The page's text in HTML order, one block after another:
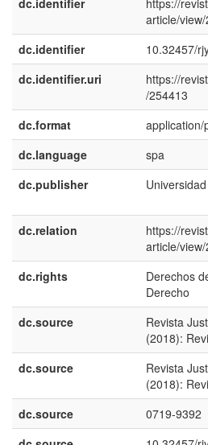
dc.identifier
https://
article/
dc.identifier
10.32457/
dc.identifier.uri
https://
/254413
dc.format
application/
dc.language
spa
dc.publisher
dc.relation
https://
article/
dc.rights
Derechos
Derecho
dc.source
Revista
(2018):
dc.source
Revista
(2018):
dc.source
0719-9392